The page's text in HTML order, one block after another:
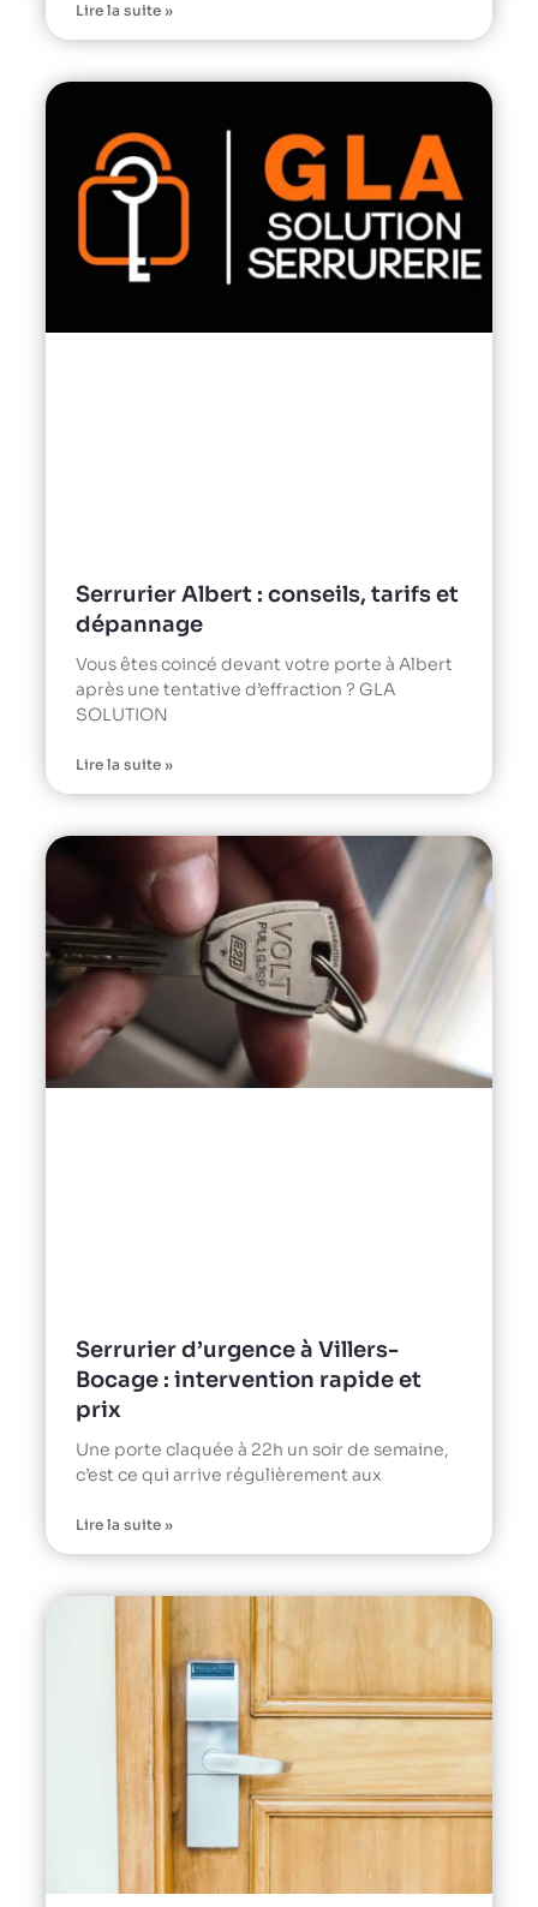
Lire la suite »
Serrurier Albert : conseils, tarifs et
dépannage
Vous êtes coincé devant votre porte à Albert
après une tentative d’effraction ? GLA
SOLUTION
Lire la suite »
Serrurier d’urgence à Villers-
Bocage : intervention rapide et
prix
Une porte claquée à 22h un soir de semaine,
c’est ce qui arrive régulièrement aux
Lire la suite »